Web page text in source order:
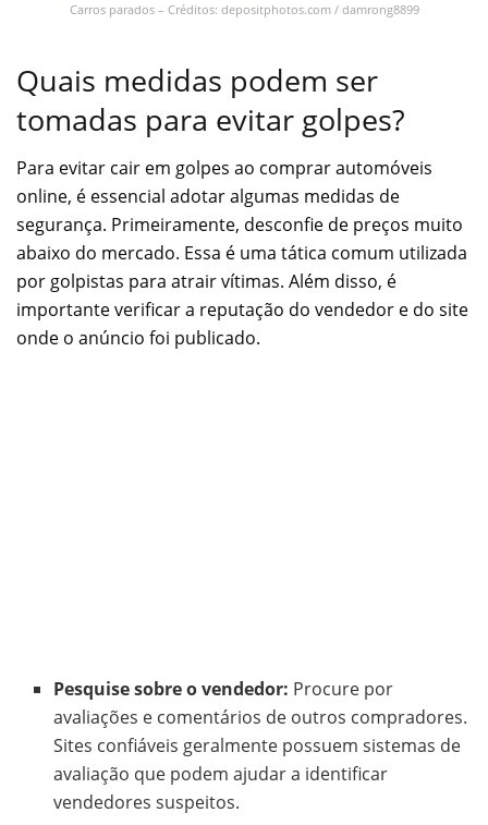
Carros parados – Créditos: depositphotos.com / damrong8899
Quais medidas podem ser
tomadas para evitar golpes?
Para evitar cair em golpes ao comprar automóveis
online, é essencial adotar algumas medidas de
segurança. Primeiramente, desconfie de preços muito
abaixo do mercado. Essa é uma tática comum utilizada
por golpistas para atrair vítimas. Além disso, é
importante verificar a reputação do vendedor e do site
onde o anúncio foi publicado.
Pesquise sobre o vendedor: Procure por
avaliações e comentários de outros compradores.
Sites confiáveis geralmente possuem sistemas de
avaliação que podem ajudar a identificar
vendedores suspeitos.